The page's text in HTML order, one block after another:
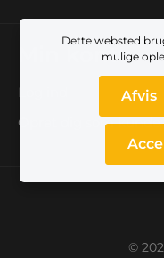
Min konto
Log ind
Opret dig som kunde
©
Dette websted
mulige
Afvis